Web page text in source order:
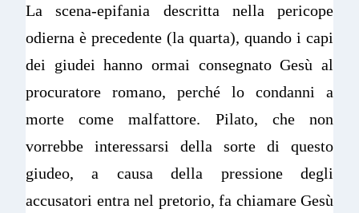
La scena-epifania descritta nella pericope
odierna è precedente (la quarta), quando i capi
dei giudei hanno ormai consegnato Gesù al
procuratore romano, perché lo condanni a
morte come malfattore. Pilato, che non
vorrebbe interessarsi della sorte di questo
giudeo, a causa della pressione degli
accusatori entra nel pretorio, fa chiamare Gesù